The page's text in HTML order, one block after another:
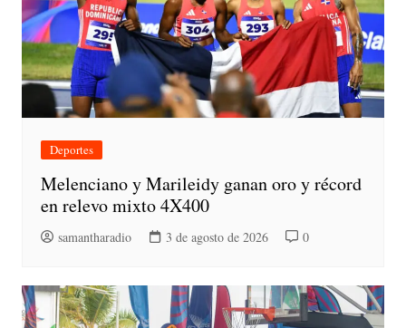
Deportes
Melenciano y Marileidy ganan oro y récord
en relevo mixto 4X400
samantharadio 3 de agosto de 2026 0